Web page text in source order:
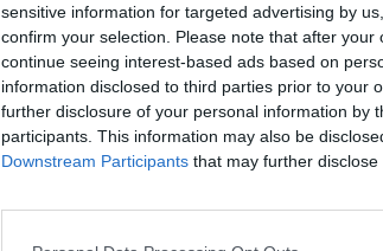
sensitive information for targeted advertising by
confirm your selection. Please note that after
continue seeing interest-based ads based on
information disclosed to third parties prior to your
further disclosure of your personal information by
participants. This information may also be
Downstream Participants that may further